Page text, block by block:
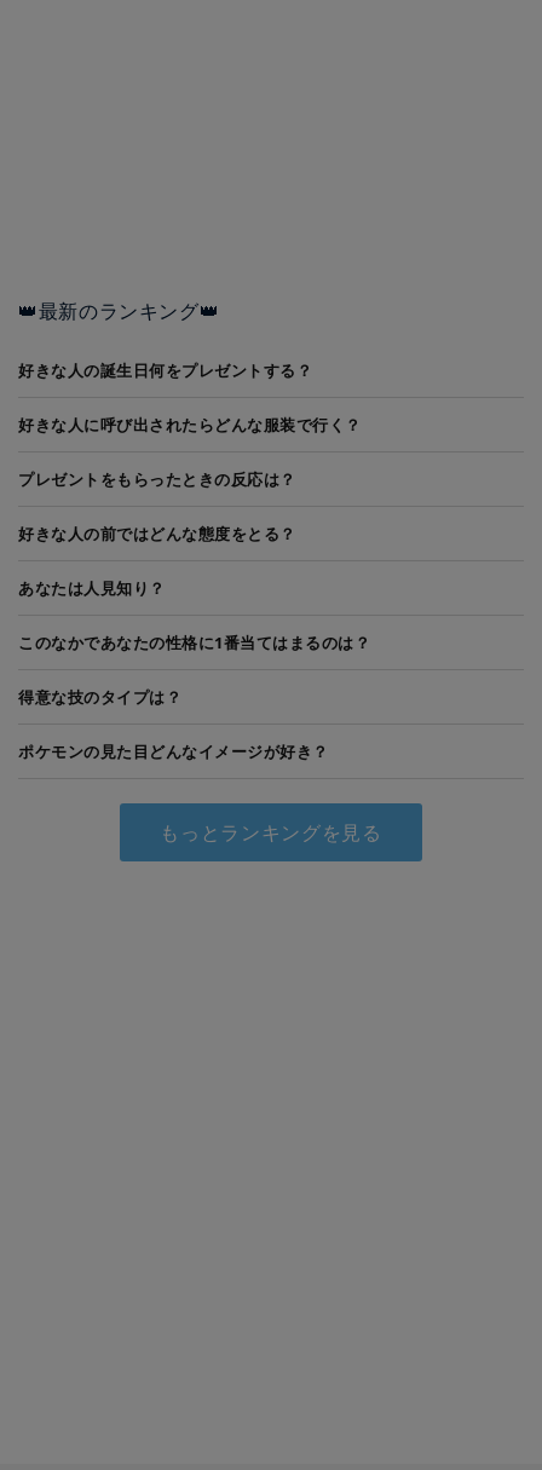
👑最新のランキング👑
好きな人の誕生日何をプレゼントする？
好きな人に呼び出されたらどんな服装で行く？
プレゼントをもらったときの反応は？
好きな人の前ではどんな態度をとる？
あなたは人見知り？
このなかであなたの性格に1番当てはまるのは？
得意な技のタイプは？
ポケモンの見た目どんなイメージが好き？
もっとランキングを見る